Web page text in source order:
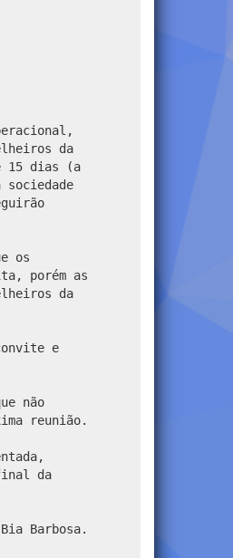
da
15 dias (a
os
porém as
da
e
não
reunião.
da
Barbosa.